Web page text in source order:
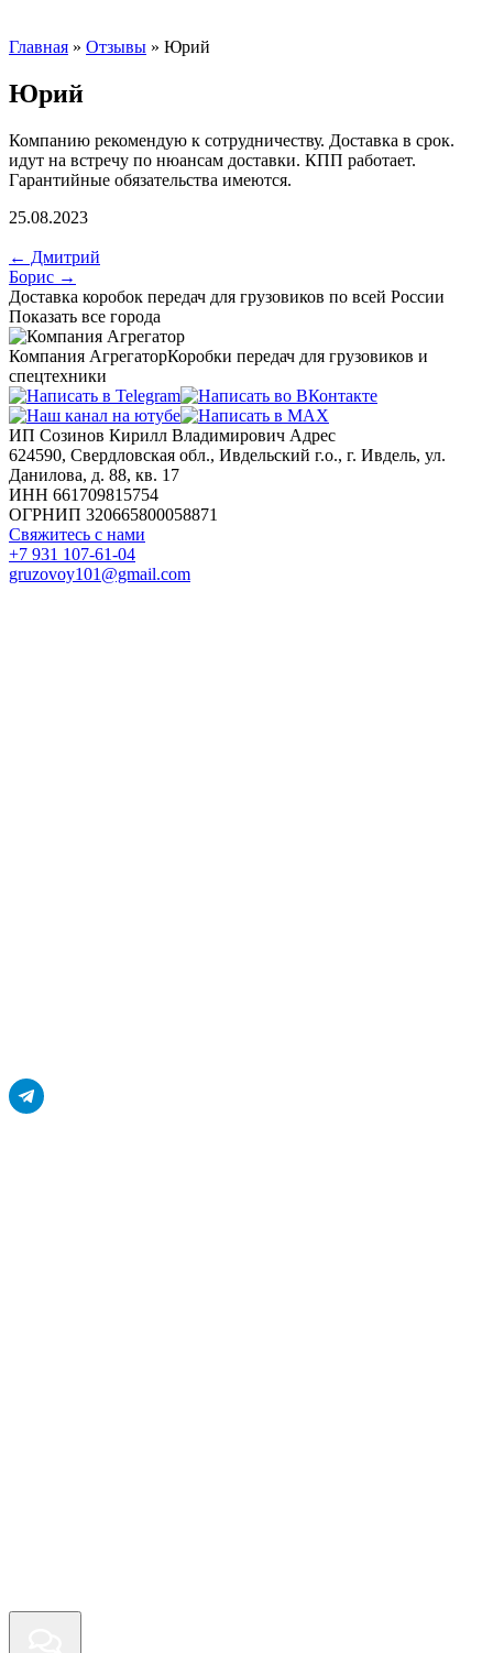
Главная » Отзывы » Юрий
Юрий
Компанию рекомендую к сотрудничеству. Доставка в срок.
идут на встречу по нюансам доставки. КПП работает.
Гарантийные обязательства имеются.
25.08.2023
Навигация
по
записям
← Дмитрий
Борис →
Доставка коробок передач для грузовиков по всей России
Показать все города
Компания АгрегаторКоробки передач для грузовиков и
спецтехники
ИП Созинов Кирилл Владимирович Адрес
624590, Свердловская обл., Ивдельский г.о., г. Ивдель, ул.
Данилова, д. 88, кв. 17
ИНН 661709815754
ОГРНИП 320665800058871
Свяжитесь с нами
+7 931 107-61-04
gruzovoy101@gmail.com